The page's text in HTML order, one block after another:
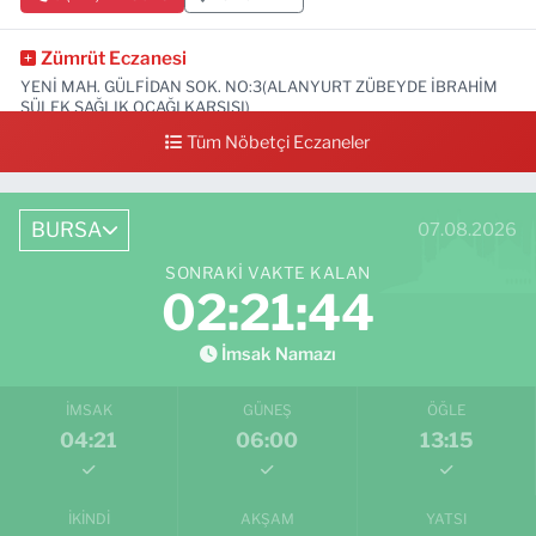
Zümrüt Eczanesi
YENİ MAH. GÜLFİDAN SOK. NO:3(ALANYURT ZÜBEYDE İBRAHİM
SÜLEK SAĞLIK OCAĞI KARŞISI)
0 (531) 239 44 04 Yol Tarifi Al
Tüm Nöbetçi Eczaneler
BURSA 07.08.2026
SONRAKI VAKTE KALAN
02:21:43
İmsak Namazı
İMSAK
04:21
GÜNEŞ
06:00
ÖĞLE
13:15
İKINDI AKŞAM YATSI